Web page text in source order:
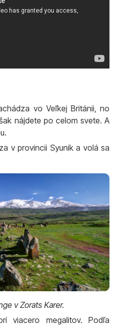
vo Veľkej Británii, no
nájdete po celom svete. A
v provincii Syunik a volá sa
v Zorats Karer.
viacero megalitov. Podľa